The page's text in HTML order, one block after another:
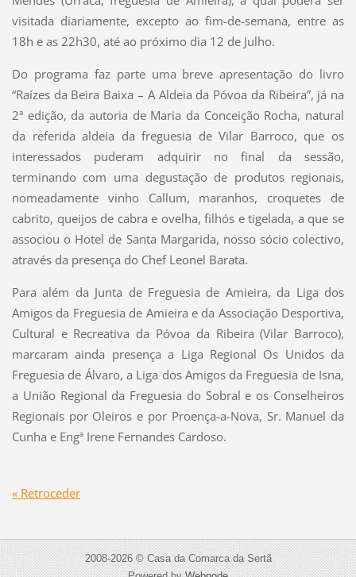
visitada diariamente, excepto ao fim-de-semana, entre as
18h e as 22h30, até ao próximo dia 12 de Julho.
Do programa faz parte uma breve apresentação do livro
“Raízes da Beira Baixa – A Aldeia da Póvoa da Ribeira”, já na
2ª edição, da autoria de Maria da Conceição Rocha, natural
da referida aldeia da freguesia de Vilar Barroco, que os
interessados puderam adquirir no final da sessão,
terminando com uma degustação de produtos regionais,
nomeadamente vinho Callum, maranhos, croquetes de
cabrito, queijos de cabra e ovelha, filhós e tigelada, a que se
associou o Hotel de Santa Margarida, nosso sócio colectivo,
através da presença do Chef Leonel Barata.
Para além da Junta de Freguesia de Amieira, da Liga dos
Amigos da Freguesia de Amieira e da Associação Desportiva,
Cultural e Recreativa da Póvoa da Ribeira (Vilar Barroco),
marcaram ainda presença a Liga Regional Os Unidos da
Freguesia de Álvaro, a Liga dos Amigos da Freguesia de Isna,
a União Regional da Freguesia do Sobral e os Conselheiros
Regionais por Oleiros e por Proença-a-Nova, Sr. Manuel da
Cunha e Engª Irene Fernandes Cardoso.
« Retroceder
2008-2026 © Casa da Comarca da Sertã